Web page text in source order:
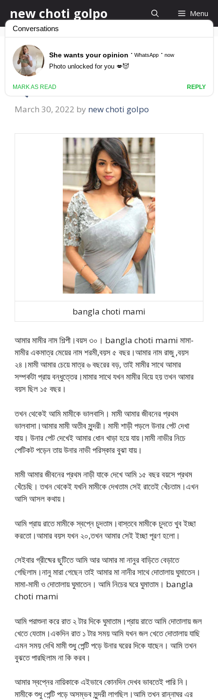
to
content
new choti golpo Menu
মামীর সাথে বাসর রাতে স্বামী
স্ত্রী হিসেবে সহবাস করি
March 30, 2022 by new choti golpo
bangla choti mami
আমার মামীর নাম শিল্পী।বয়স ৩০। bangla choti mami মামা-
মামীর একমাত্র মেয়ের নাম শরমী,বয়স ৫ বছর।আমার নাম রাজু ,বয়স
২৪।মামী আমার চেয়ে মাত্র ৬ বছরের বড়, তাই মামীর সাথে আমার
সম্পর্কটা প্রায় বন্ধুত্তের।মামার সাথে যখন মামীর বিয়ে হয় তখন আমার
বয়স ছিল ১৫ বছর।
তখন থেকেই আমি মামীকে ভালবাসি। মামী আমার জীবনের প্রথম
ভালবাসা।আমার মামী অতীব সুন্দরী। মামী শাড়ী পড়লে উনার পেট দেখা
যায়। উনার পেট দেখেই আমার ধোন খাড়া হয়ে যায়।মামী নাভীর নিচে
পেটিকট পড়েন তায় উনার নাভী পরিস্কার বুঝা যায়।
মামী আমার জীবনের প্রথম নাড়ী যাকে দেখে আমি ১৫ বছর বয়সে প্রথম
খেঁচেছি। তখন থেকেই যখনি মামীকে দেখতাম সেই রাতেই খেঁচতাম।এখন
আসি আসল কথায়।
আমি প্রায় রাতে মামীকে স্বপ্নে চুদতাম।বাস্তবে মামীকে চুদতে খুব ইচ্ছা
করতো।আমার বয়স যখন ২০,তখন আমার সেই ইচ্ছা পূরণ হলো।
সেইবার গ্রীষ্মের ছুটিতে আমি আর আমার মা নানুর বাড়িতে বেড়াতে
গেছিলাম।নানু মারা গেছেন তাই আমার মা নানীর সাথে দোতালায় ঘুমাতেন।
মামা-মামী ও দোতালায় ঘুমাতেন। আমি নিচের ঘরে ঘুমাতাম। bangla
choti mami
আমি পরাশুনা করে রাত ২ টার দিকে ঘুমাতাম।প্রায় রাতে আমি দোতালায় জল
খেতে যেতাম।একদিন রাত ১ টার সময় আমি যখন জল খেতে দোতালায় যাছি
এমন সময় দেখি মামী শুধু পেন্টি পড়ে উনার ঘরের দিকে যাছেন। আমি তখন
বুঝতে পারছিলাম না কি করব।
আমার স্বপ্নের নায়িকাকে এইভাবে কোনদিন দেখব ভাবতেই পারি নি।
মামীকে শুধু পেন্টি পড়ে অসম্ভব সুন্দরী লাগছিল।আমি তখন রান্নাঘর এর